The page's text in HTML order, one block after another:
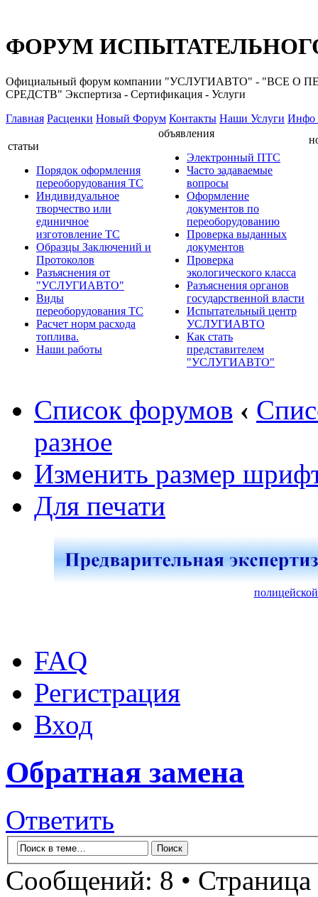
ФОРУМ
Официальный форум компании "УСЛУГИАВТО" -
СРЕДСТВ" Экспертиза - Сертификация - Услуги
Главная Расценки Новый Форум Контакты Наши Услуги Инфо
статьи
Порядок оформления
переоборудования ТС
Индивидуальное
творчество или
единичное
изготовление ТС
Образцы Заключений и
Протоколов
Разъяснения от
"УСЛУГИАВТО"
Виды
переоборудования ТС
Расчет норм расхода
топлива.
Наши работы
объявления
Электронный ПТС
Часто задаваемые
вопросы
Оформление
документов по
переоборудованию
Проверка выданных
документов
Проверка
экологического класса
Разъяснения органов
государственной власти
Испытательный центр
УСЛУГИАВТО
Как стать
представителем
"УСЛУГИАВТО"
Список форумов ‹
разное
Изменить размер
Для печати
FAQ
Регистрация
Вход
Обратная замена
Ответить
Сообщений: 8 • Страница